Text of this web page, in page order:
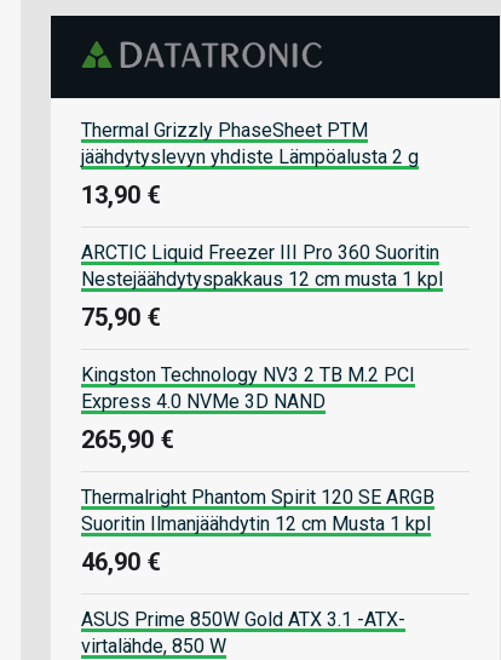
Thermal Grizzly PhaseSheet PTM
jäähdytyslevyn yhdiste Lämpöalusta 2 g
13,90 €
ARCTIC Liquid Freezer III Pro 360 Suoritin
Nestejäähdytyspakkaus 12 cm musta 1 kpl
75,90 €
Kingston Technology NV3 2 TB M.2 PCI
Express 4.0 NVMe 3D NAND
265,90 €
Thermalright Phantom Spirit 120 SE ARGB
Suoritin Ilmanjäähdytin 12 cm Musta 1 kpl
46,90 €
ASUS Prime 850W Gold ATX 3.1 -ATX-
virtalähde, 850 W